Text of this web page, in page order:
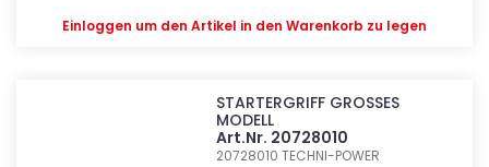
Einloggen um den Artikel in den Warenkorb zu legen
STARTERGRIFF GROSSES
MODELL
Art.Nr. 20728010
20728010TECHNI-POWER